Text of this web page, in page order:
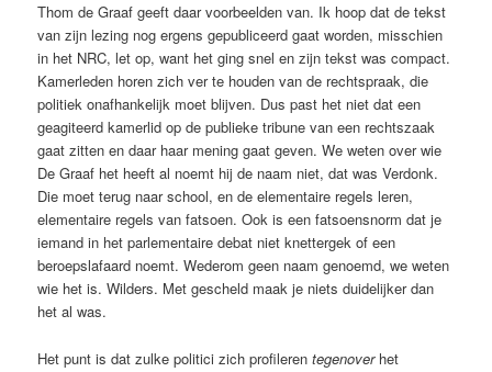
Thom de Graaf geeft daar voorbeelden van. Ik hoop dat de tekst
van zijn lezing nog ergens gepubliceerd gaat worden, misschien
in het NRC, let op, want het ging snel en zijn tekst was compact.
Kamerleden horen zich ver te houden van de rechtspraak, die
politiek onafhankelijk moet blijven. Dus past het niet dat een
geagiteerd kamerlid op de publieke tribune van een rechtszaak
gaat zitten en daar haar mening gaat geven. We weten over wie
De Graaf het heeft al noemt hij de naam niet, dat was Verdonk.
Die moet terug naar school, en de elementaire regels leren,
elementaire regels van fatsoen. Ook is een fatsoensnorm dat je
iemand in het parlementaire debat niet knettergek of een
beroepslafaard noemt. Wederom geen naam genoemd, we weten
wie het is. Wilders. Met gescheld maak je niets duidelijker dan
het al was.
Het punt is dat zulke politici zich profileren tegenoverhet